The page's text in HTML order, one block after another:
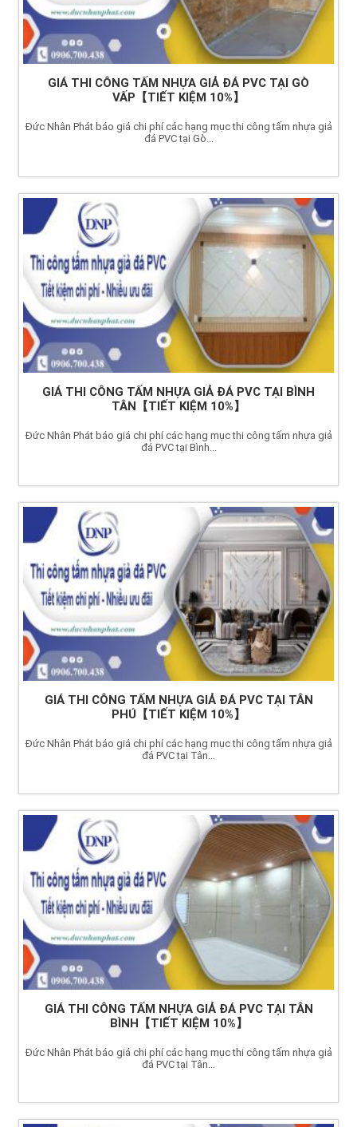
GIÁ THI CÔNG TẤM NHỰA GIẢ ĐÁ PVC TẠI GÒ
VẤP【TIẾT KIỆM 10%】
Đức Nhân Phát báo giá chi phí các hạng mục thi công tấm nhựa giả
đá PVC tại Gò...
GIÁ THI CÔNG TẤM NHỰA GIẢ ĐÁ PVC TẠI BÌNH
TÂN【TIẾT KIỆM 10%】
Đức Nhân Phát báo giá chi phí các hạng mục thi công tấm nhựa giả
đá PVC tại Bình...
GIÁ THI CÔNG TẤM NHỰA GIẢ ĐÁ PVC TẠI TÂN
PHÚ【TIẾT KIỆM 10%】
Đức Nhân Phát báo giá chi phí các hạng mục thi công tấm nhựa giả
đá PVC tại Tân...
GIÁ THI CÔNG TẤM NHỰA GIẢ ĐÁ PVC TẠI TÂN
BÌNH【TIẾT KIỆM 10%】
Đức Nhân Phát báo giá chi phí các hạng mục thi công tấm nhựa giả
đá PVC tại Tân...